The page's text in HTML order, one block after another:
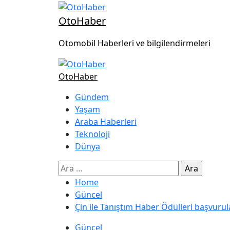
OtoHaber
Otomobil Haberleri ve bilgilendirmeleri
OtoHaber
Gündem
Yaşam
Araba Haberleri
Teknoloji
Dünya
Home
Güncel
Çin ile Tanıştım Haber Ödülleri
Güncel